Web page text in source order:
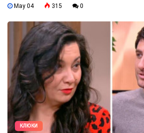
May 04 315 0
КЛЮКИ